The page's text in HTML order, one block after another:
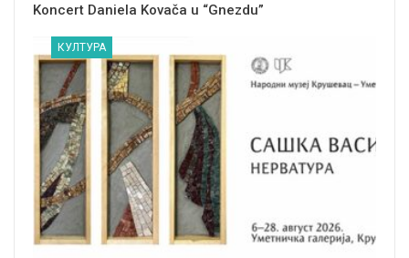
Koncert Daniela Kovača u “Gnezdu”
КУЛТУРА